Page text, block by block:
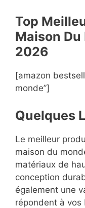
Top
Maison
2026
[amazon
monde”]
Quelques
Le meilleur
maison du
matériaux de
conception
également une
répondent à vos